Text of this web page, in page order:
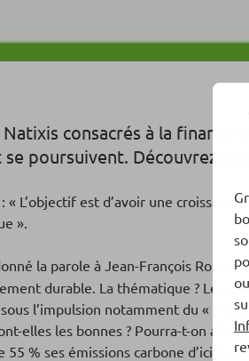
consacrés à la
se poursuivent. Découvrez
« L’objectif est d’avoir une
».
la parole à Jean-François
durable. La thématique ? Les
l’impulsion notamment du «
elles les bonnes ? Pourra-t-on
% ses émissions carbone d’ici à